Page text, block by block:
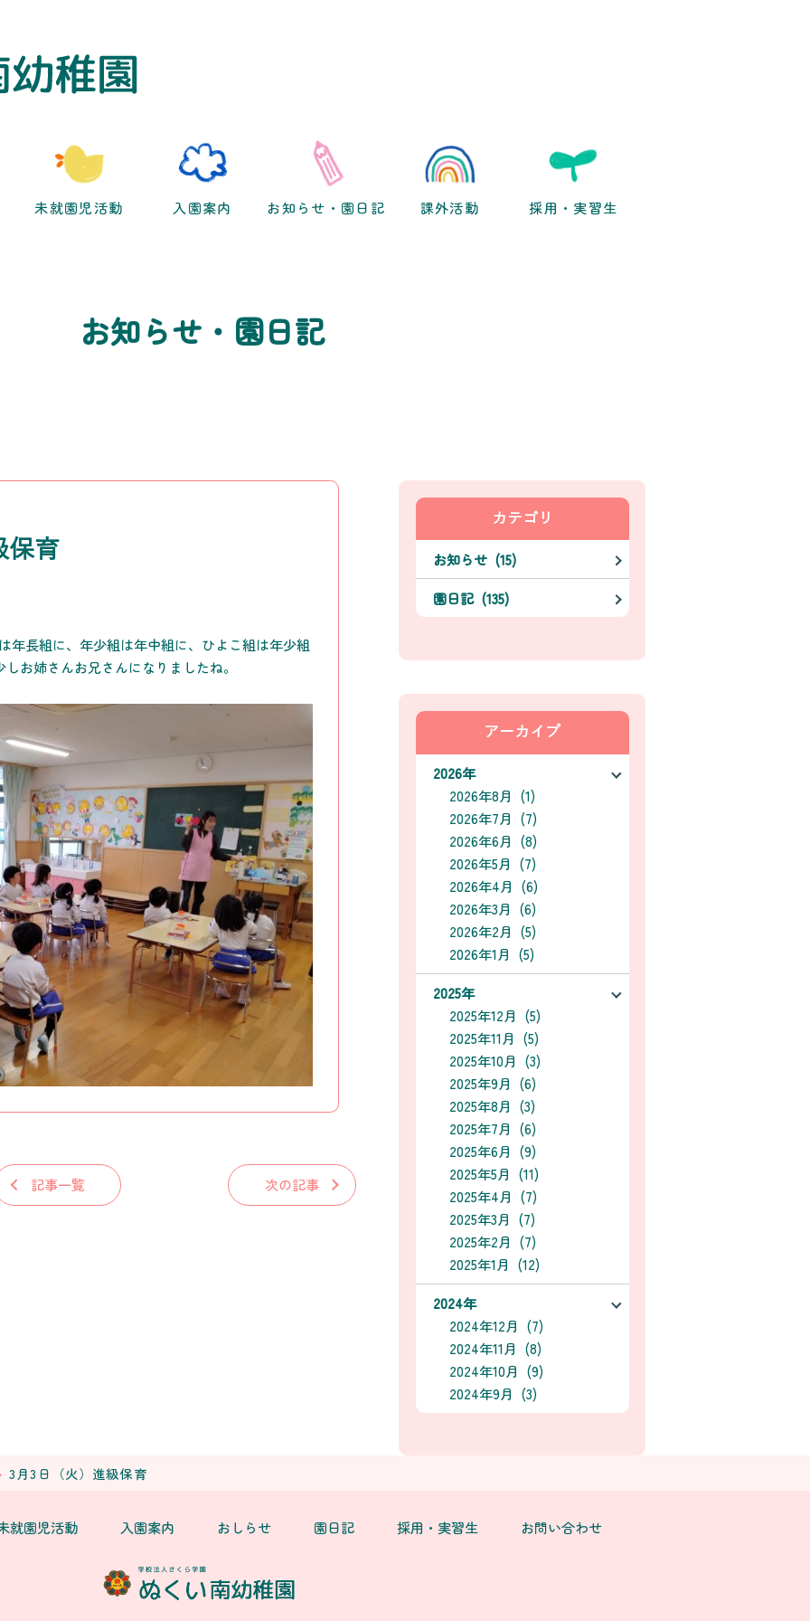
未就園児活動 入園案内 お知らせ・園日記 課外活動 採用・実習生
お知らせ・園日記
保育
年長組に、年少組は年中組に、ひよこ組は年少組
お姉さんお兄さんになりましたね。
記事一覧 次の記事
カテゴリ
お知らせ (15)
園日記 (135)
アーカイブ
2026年
2026年8月 (1)
2026年7月 (7)
2026年6月 (8)
2026年5月 (7)
2026年4月 (6)
2026年3月 (6)
2026年2月 (5)
2026年1月 (5)
2025年
2025年12月 (5)
2025年11月 (5)
2025年10月 (3)
2025年9月 (6)
2025年8月 (3)
2025年7月 (6)
2025年6月 (9)
2025年5月 (11)
2025年4月 (7)
2025年3月 (7)
2025年2月 (7)
2025年1月 (12)
2024年
2024年12月 (7)
2024年11月 (8)
2024年10月 (9)
2024年9月 (3)
3月3日（火）進級保育
就園児活動 入園案内 おしらせ 園日記 採用・実習生 お問い合わせ